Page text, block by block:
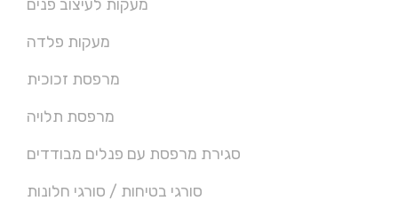
מעקות לעיצוב פנים
מעקות פלדה
מרפסת זכוכית
מרפסת תלויה
סגירת מרפסת עם פנלים מבודדים
סורגי בטיחות / סורגי חלונות